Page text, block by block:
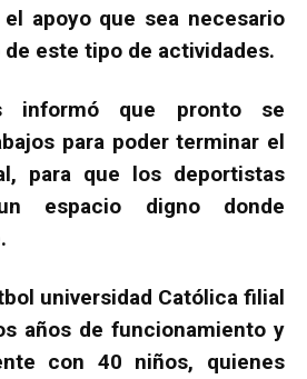
apoyo que sea necesario
este tipo de actividades.
informó que pronto se
para poder terminar el
para que los deportistas
espacio digno donde
universidad Católica filial
años de funcionamiento y
con 40 niños, quienes